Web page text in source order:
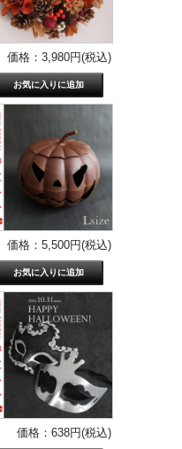
価格：3,980円(税込)
価格：5,500円(税込)
価格：638円(税込)